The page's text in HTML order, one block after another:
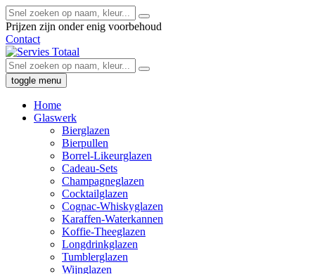
Prijzen zijn onder enig voorbehoud
Contact
toggle menu
Home
Glaswerk
Bierglazen
Bierpullen
Borrel-Likeurglazen
Cadeau-Sets
Champagneglazen
Cocktailglazen
Cognac-Whiskyglazen
Karaffen-Waterkannen
Koffie-Theeglazen
Longdrinkglazen
Tumblerglazen
Wijnglazen